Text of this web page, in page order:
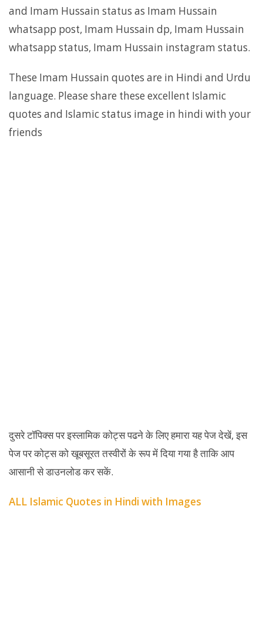
and Imam Hussain status as Imam Hussain
whatsapp post, Imam Hussain dp, Imam Hussain
whatsapp status, Imam Hussain instagram status.
These Imam Hussain quotes are in Hindi and Urdu
language. Please share these excellent Islamic
quotes and Islamic status image in hindi with your
friends
दुसरे टॉपिक्स पर इस्लामिक कोट्स पढने के लिए हमारा यह पेज देखें, इस
पेज पर कोट्स को खूबसूरत तस्वीरों के रूप में दिया गया है ताकि आप
आसानी से डाउनलोड कर सकें.
ALL Islamic Quotes in Hindi with Images